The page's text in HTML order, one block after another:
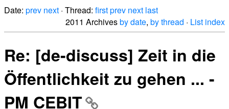
Date: prev next · Thread: firstprev next last
2011 Archivesby date, by thread · List index
Re: [de-discuss] Zeit in die
Öffentlichkeit zu gehen ... -
PM CEBIT